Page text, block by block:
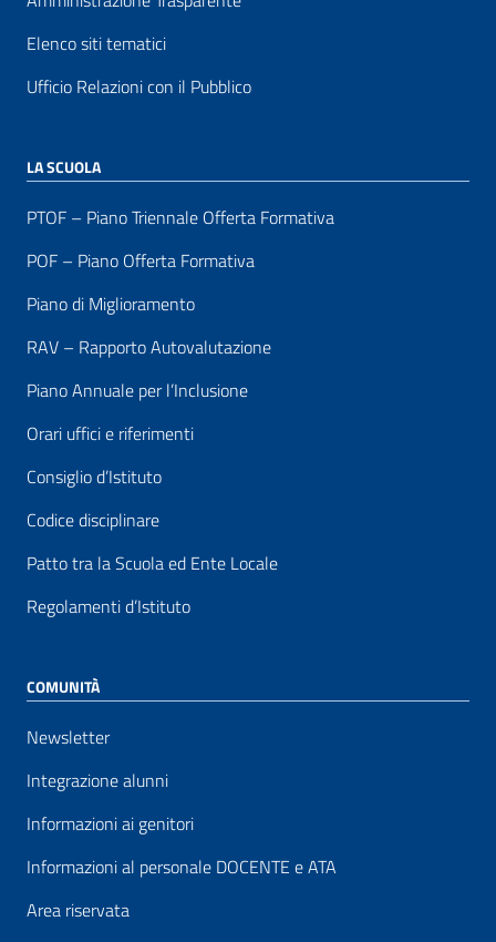
Elenco siti tematici
Ufficio Relazioni con il Pubblico
LA SCUOLA
PTOF – Piano Triennale Offerta Formativa
POF – Piano Offerta Formativa
Piano di Miglioramento
RAV – Rapporto Autovalutazione
Piano Annuale per l’Inclusione
Orari uffici e riferimenti
Consiglio d’Istituto
Codice disciplinare
Patto tra la Scuola ed Ente Locale
Regolamenti d’Istituto
COMUNITÀ
Newsletter
Integrazione alunni
Informazioni ai genitori
Informazioni al personale DOCENTE e ATA
Area riservata